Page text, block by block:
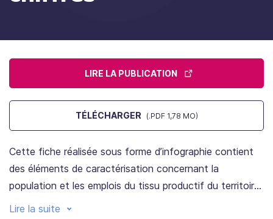
LIRE LA PUBLICATION
TÉLÉCHARGER (.PDF 1,78 MO)
Cette fiche réalisée sous forme d’infographie contient
des éléments de caractérisation concernant la
population et les emplois du tissu productif du territoire,
ainsi que des indicateurs visant à qualifier les difficultés
Lire la suite